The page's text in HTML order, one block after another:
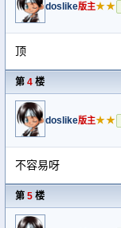
doslike版主★★
顶
第 4 楼
doslike版主★★
不容易呀
第 5 楼